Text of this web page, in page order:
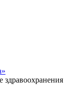
здравоохранения